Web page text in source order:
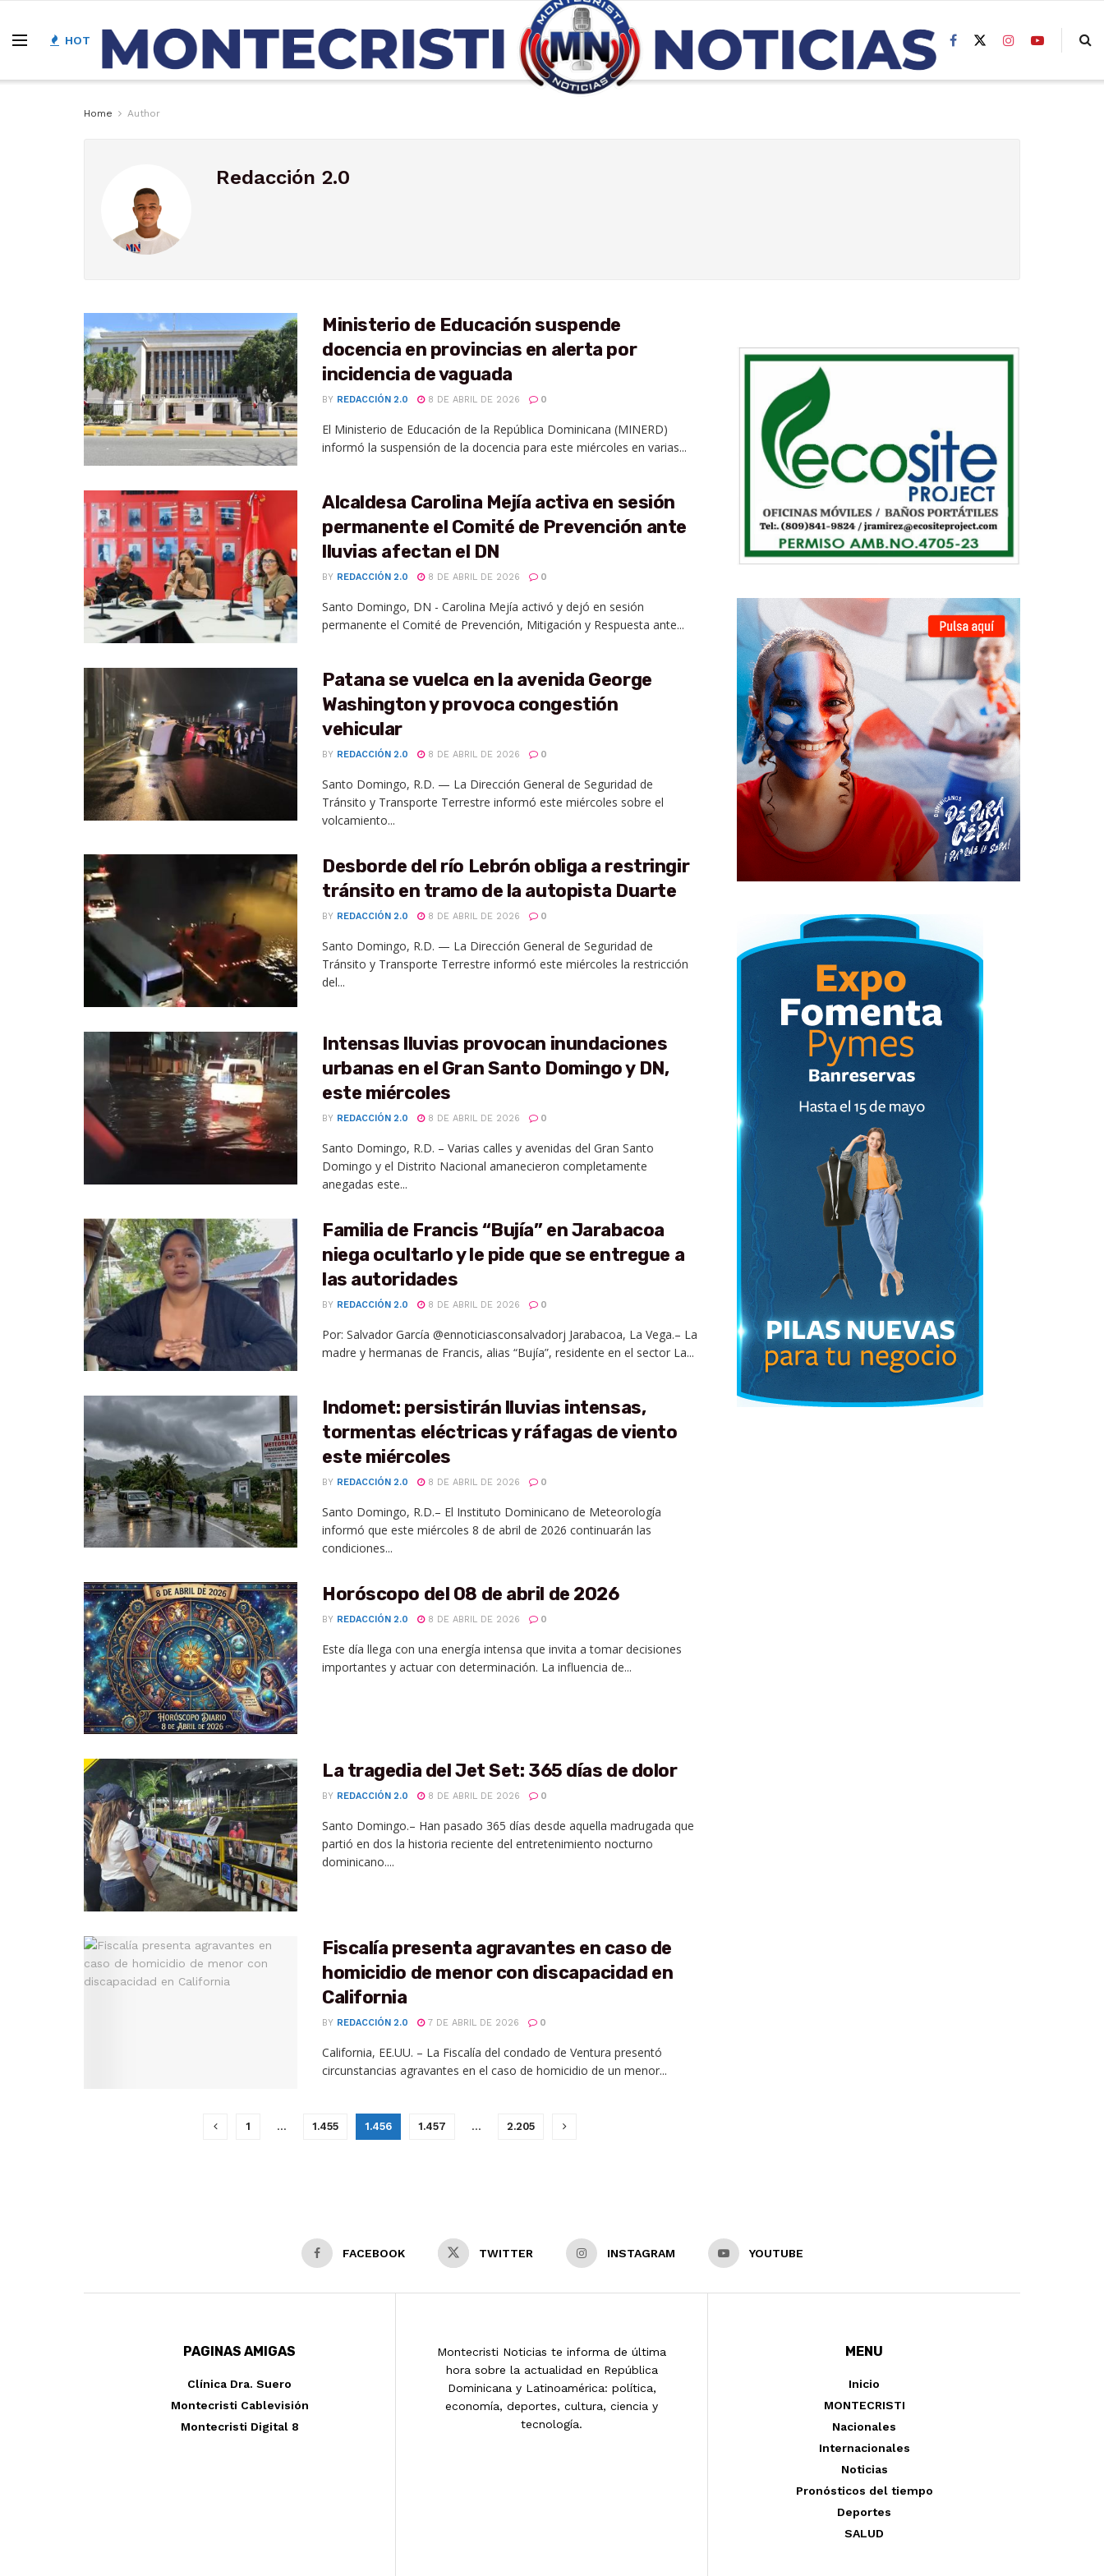
HOT
Home Author
Redacción 2.0
Ministerio de Educación suspende
docencia en provincias en alerta por
incidencia de vaguada
BY REDACCIÓN 2.0 8 DE ABRIL DE 2026 0
El Ministerio de Educación de la República Dominicana (MINERD)
informó la suspensión de la docencia para este miércoles en varias...
Alcaldesa Carolina Mejía activa en sesión
permanente el Comité de Prevención ante
lluvias afectan el DN
BY REDACCIÓN 2.0 8 DE ABRIL DE 2026 0
Santo Domingo, DN - Carolina Mejía activó y dejó en sesión
permanente el Comité de Prevención, Mitigación y Respuesta ante...
Patana se vuelca en la avenida George
Washington y provoca congestión
vehicular
BY REDACCIÓN 2.0 8 DE ABRIL DE 2026 0
Santo Domingo, R.D. — La Dirección General de Seguridad de
Tránsito y Transporte Terrestre informó este miércoles sobre el
volcamiento...
Desborde del río Lebrón obliga a restringir
tránsito en tramo de la autopista Duarte
BY REDACCIÓN 2.0 8 DE ABRIL DE 2026 0
Santo Domingo, R.D. — La Dirección General de Seguridad de
Tránsito y Transporte Terrestre informó este miércoles la restricción
del...
Intensas lluvias provocan inundaciones
urbanas en el Gran Santo Domingo y DN,
este miércoles
BY REDACCIÓN 2.0 8 DE ABRIL DE 2026 0
Santo Domingo, R.D. – Varias calles y avenidas del Gran Santo
Domingo y el Distrito Nacional amanecieron completamente
anegadas este...
Familia de Francis “Bujía” en Jarabacoa
niega ocultarlo y le pide que se entregue a
las autoridades
BY REDACCIÓN 2.0 8 DE ABRIL DE 2026 0
Por: Salvador García @ennoticiasconsalvadorj Jarabacoa, La Vega.– La
madre y hermanas de Francis, alias “Bujía”, residente en el sector La...
Indomet: persistirán lluvias intensas,
tormentas eléctricas y ráfagas de viento
este miércoles
BY REDACCIÓN 2.0 8 DE ABRIL DE 2026 0
Santo Domingo, R.D.– El Instituto Dominicano de Meteorología
informó que este miércoles 8 de abril de 2026 continuarán las
condiciones...
Horóscopo del 08 de abril de 2026
BY REDACCIÓN 2.0 8 DE ABRIL DE 2026 0
Este día llega con una energía intensa que invita a tomar decisiones
importantes y actuar con determinación. La influencia de...
La tragedia del Jet Set: 365 días de dolor
BY REDACCIÓN 2.0 8 DE ABRIL DE 2026 0
Santo Domingo.– Han pasado 365 días desde aquella madrugada que
partió en dos la historia reciente del entretenimiento nocturno
dominicano....
Fiscalía presenta agravantes en caso de
homicidio de menor con discapacidad en
California
BY REDACCIÓN 2.0 7 DE ABRIL DE 2026 0
California, EE.UU. – La Fiscalía del condado de Ventura presentó
circunstancias agravantes en el caso de homicidio de un menor...
1 … 1.455 1.456 1.457 … 2.205
FACEBOOK TWITTER INSTAGRAM YOUTUBE
PAGINAS AMIGAS
Clínica Dra. Suero
Montecristi Cablevisión
Montecristi Digital 8
Montecristi Noticias te informa de última
hora sobre la actualidad en República
Dominicana y Latinoamérica: política,
economía, deportes, cultura, ciencia y
tecnología.
MENU
Inicio
MONTECRISTI
Nacionales
Internacionales
Noticias
Pronósticos del tiempo
Deportes
SALUD